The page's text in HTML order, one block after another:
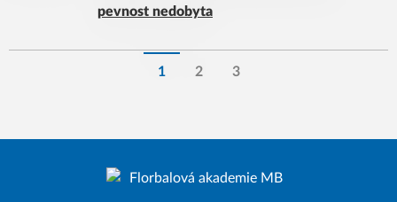
pevnost nedobyta
1 2 3